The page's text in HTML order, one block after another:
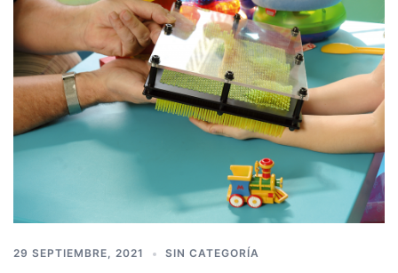
29 SEPTIEMBRE, 2021 SIN CATEGORÍA